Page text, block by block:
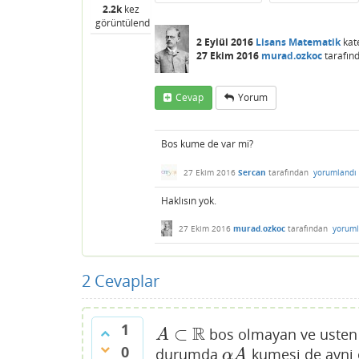
2.2kkez
görüntülendi
2 Eylül 2016 Lisans Matematik
27 Ekim 2016 murad.ozkoc
Cevap Yorum
Bos kume de var mi?
27 Ekim 2016 Sercan tarafından yorumlandı
Haklısın yok.
27 Ekim 2016 murad.ozkoc tarafından
2 Cevaplar
1
0
A ⊂ R
A⊂R
bos olmayan ve
durumda αA
αA kumesi de